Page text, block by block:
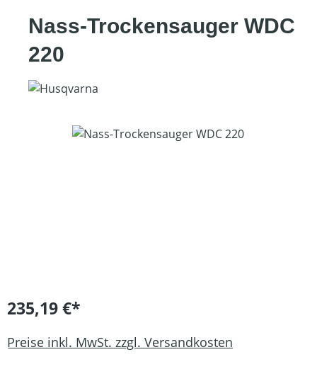
Nass-Trockensauger WDC
220
Bildergalerie überspringen
235,19 €*
Preise inkl. MwSt. zzgl. Versandkosten